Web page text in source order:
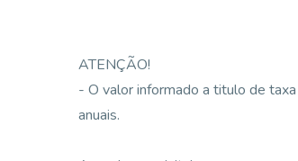
ATENÇÃO!
- O valor informado a titulo de
anuais.